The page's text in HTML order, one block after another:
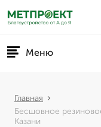
Меню
Главная
Бесшовное
Казани